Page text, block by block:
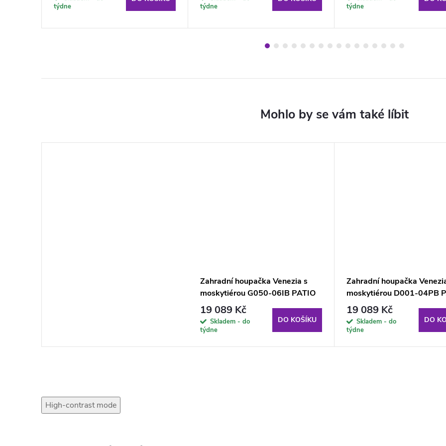
týdne
týdne
týdne
Zahradní houpačka Venezia s
moskytiérou G050-06IB PATIO
19 089 Kč
Skladem - do
týdne
DO KOŠÍKU
Zahradní houpačka
moskytiérou D001-04PB
+ 2 polštářky GRATIS
19 089 Kč
Skladem - do
týdne
DO
High-contrast mode